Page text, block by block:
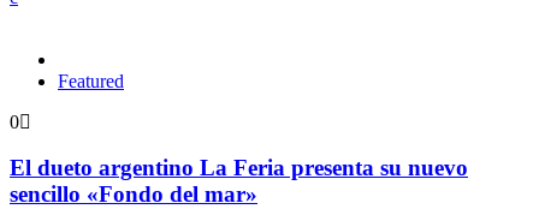
Featured
0
El dueto argentino La Feria presenta su nuevo
sencillo «Fondo del mar»